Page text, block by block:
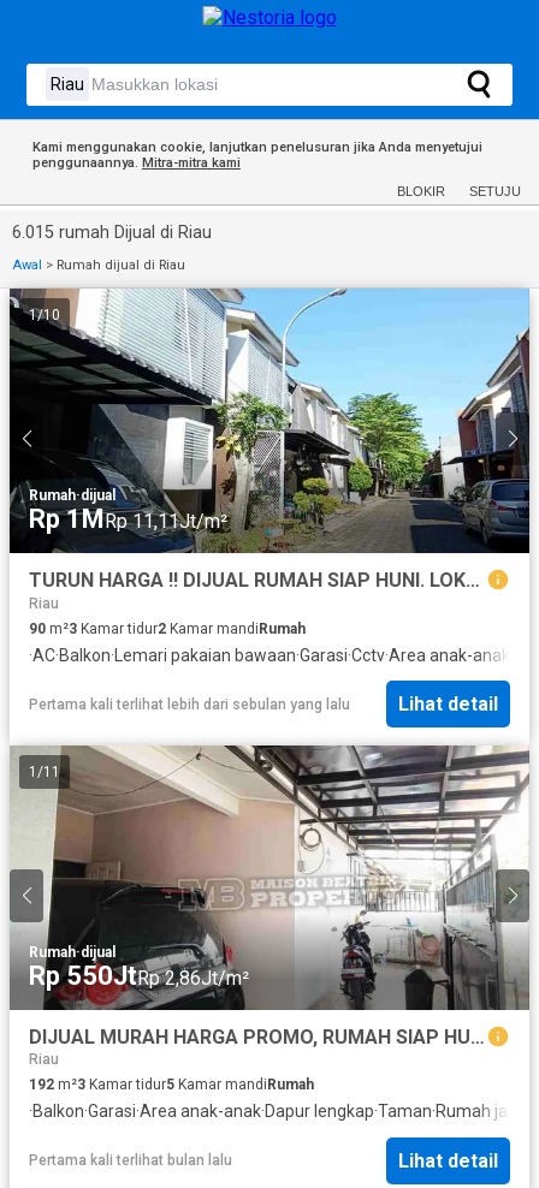
Kami menggunakan cookie, lanjutkan penelusuran jika Anda menyetujui
penggunaannya. Mitra-mitra kami
BLOKIR SETUJU
6.015 rumah Dijual di Riau
Awal > Rumah dijual di Riau
1/10
Rumah·dijual
Rp 1MRp 11,11Jt/m²
TURUN HARGA !! DIJUAL RUMAH SIAP HUNI. LOKASI STRATEGIS BEBAS BANJIR
Riau
90 m²3 Kamar tidur2 Kamar mandiRumah
·AC·Balkon· Lemari pakaian bawaan·Garasi·Cctv·Area anak-anak
Pertama kali terlihat lebih dari sebulan yang lalu Lihat detail
1 /11
Rumah·dijual
Rp 550JtRp 2,86Jt/m²
DIJUAL MURAH HARGA PROMO, RUMAH SIAP HUNI !!
Riau
192 m²3 Kamar tidur5 Kamar mandi Rumah
·Balkon·Garasi·Area anak-anak·Dapur lengkap·Taman·Rumah jaga
Pertama kali terlihat bulan lalu Lihat detail